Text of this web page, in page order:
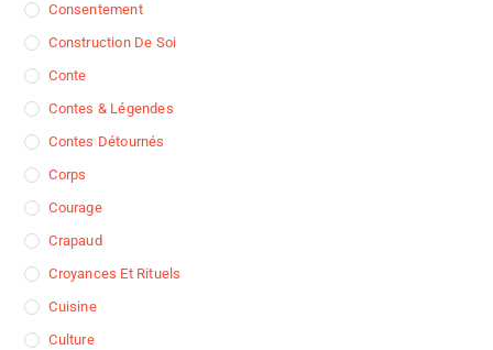
Consentement
Construction De Soi
Conte
Contes & Légendes
Contes Détournés
Corps
Courage
Crapaud
Croyances Et Rituels
Cuisine
Culture